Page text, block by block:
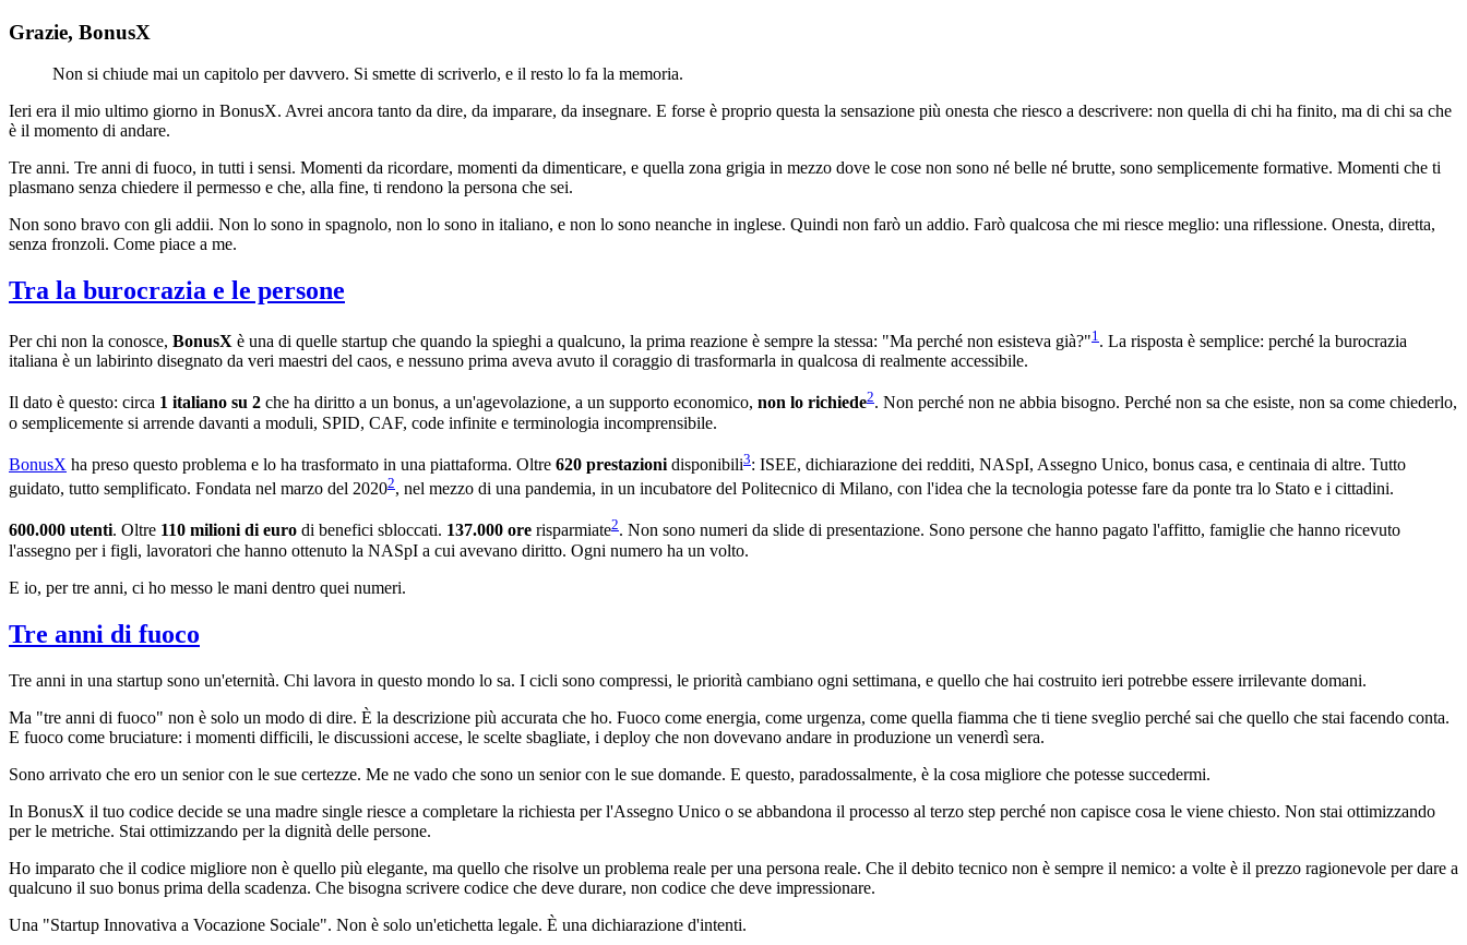
Grazie, BonusX
Non si chiude mai un capitolo per davvero. Si smette di scriverlo, e il resto lo fa la memoria.
Ieri era il mio ultimo giorno in BonusX. Avrei ancora tanto da dire, da imparare, da insegnare. E forse è proprio questa la sensazione più onesta che riesco a descrivere: non quella di chi ha finito, ma di chi sa che
è il momento di andare.
Tre anni. Tre anni di fuoco, in tutti i sensi. Momenti da ricordare, momenti da dimenticare, e quella zona grigia in mezzo dove le cose non sono né belle né brutte, sono semplicemente formative. Momenti che ti
plasmano senza chiedere il permesso e che, alla fine, ti rendono la persona che sei.
Non sono bravo con gli addii. Non lo sono in spagnolo, non lo sono in italiano, e non lo sono neanche in inglese. Quindi non farò un addio. Farò qualcosa che mi riesce meglio: una riflessione. Onesta, diretta,
senza fronzoli. Come piace a me.
Tra la burocrazia e le persone
Per chi non la conosce, BonusX è una di quelle startup che quando la spieghi a qualcuno, la prima reazione è sempre la stessa: "Ma perché non esisteva già?"1. La risposta è semplice: perché la burocrazia
italiana è un labirinto disegnato da veri maestri del caos, e nessuno prima aveva avuto il coraggio di trasformarla in qualcosa di realmente accessibile.
Il dato è questo: circa 1 italiano su 2 che ha diritto a un bonus, a un'agevolazione, a un supporto economico, non lo richiede2. Non perché non ne abbia bisogno. Perché non sa che esiste, non sa come chiederlo,
o semplicemente si arrende davanti a moduli, SPID, CAF, code infinite e terminologia incomprensibile.
BonusX ha preso questo problema e lo ha trasformato in una piattaforma. Oltre 620 prestazioni disponibili3: ISEE, dichiarazione dei redditi, NASpI, Assegno Unico, bonus casa, e centinaia di altre. Tutto
guidato, tutto semplificato. Fondata nel marzo del 20202, nel mezzo di una pandemia, in un incubatore del Politecnico di Milano, con l'idea che la tecnologia potesse fare da ponte tra lo Stato e i cittadini.
600.000 utenti. Oltre 110 milioni di euro di benefici sbloccati. 137.000 ore risparmiate2. Non sono numeri da slide di presentazione. Sono persone che hanno pagato l'affitto, famiglie che hanno ricevuto
l'assegno per i figli, lavoratori che hanno ottenuto la NASpI a cui avevano diritto. Ogni numero ha un volto.
E io, per tre anni, ci ho messo le mani dentro quei numeri.
Tre anni di fuoco
Tre anni in una startup sono un'eternità. Chi lavora in questo mondo lo sa. I cicli sono compressi, le priorità cambiano ogni settimana, e quello che hai costruito ieri potrebbe essere irrilevante domani.
Ma "tre anni di fuoco" non è solo un modo di dire. È la descrizione più accurata che ho. Fuoco come energia, come urgenza, come quella fiamma che ti tiene sveglio perché sai che quello che stai facendo conta.
E fuoco come bruciature: i momenti difficili, le discussioni accese, le scelte sbagliate, i deploy che non dovevano andare in produzione un venerdì sera.
Sono arrivato che ero un senior con le sue certezze. Me ne vado che sono un senior con le sue domande. E questo, paradossalmente, è la cosa migliore che potesse succedermi.
In BonusX il tuo codice decide se una madre single riesce a completare la richiesta per l'Assegno Unico o se abbandona il processo al terzo step perché non capisce cosa le viene chiesto. Non stai ottimizzando
per le metriche. Stai ottimizzando per la dignità delle persone.
Ho imparato che il codice migliore non è quello più elegante, ma quello che risolve un problema reale per una persona reale. Che il debito tecnico non è sempre il nemico: a volte è il prezzo ragionevole per dare a
qualcuno il suo bonus prima della scadenza. Che bisogna scrivere codice che deve durare, non codice che deve impressionare.
Una "Startup Innovativa a Vocazione Sociale". Non è solo un'etichetta legale. È una dichiarazione d'intenti.